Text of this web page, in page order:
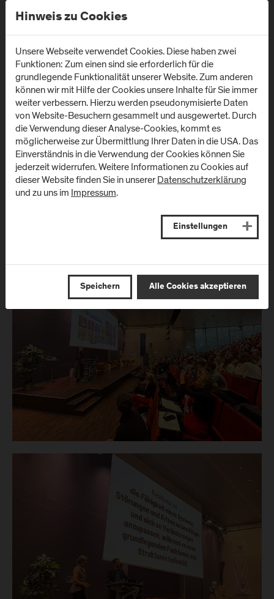
Hinweis zu Cookies
Unsere Webseite verwendet Cookies. Diese haben zwei
Funktionen: Zum einen sind sie erforderlich für die
grundlegende Funktionalität unserer Website. Zum anderen
können wir mit Hilfe der Cookies unsere Inhalte für Sie immer
weiter verbessern. Hierzu werden pseudonymisierte Daten
von Website-Besuchern gesammelt und ausgewertet. Durch
die Verwendung dieser Analyse-Cookies, kommt es
möglicherweise zur Übermittlung Ihrer Daten in die USA. Das
Einverständnis in die Verwendung der Cookies können Sie
jederzeit widerrufen. Weitere Informationen zu Cookies auf
dieser Website finden Sie in unsererDatenschutzerklärung
und zu uns im Impressum.
Einstellungen
Speichern Alle Cookies akzeptieren